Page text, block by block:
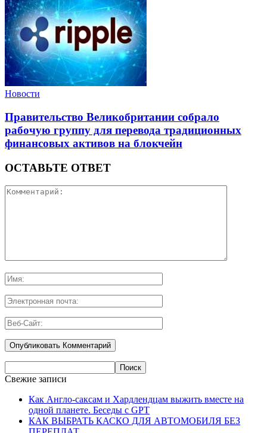
Новости
Правительство Великобритании собрало
рабочую группу для перевода традиционных
финансовых активов на блокчейн
ОСТАВЬТЕ ОТВЕТ
Свежие записи
Как Англо-саксам и Хардлендцам выжить вместе на
одной планете. Беседы с GPT
КАК ВЫБРАТЬ КАСКО ДЛЯ АВТОМОБИЛЯ БЕЗ